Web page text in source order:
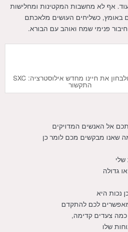
אף לא מחשבות המקטינות ומחלישות
באומץ, כשליחים העושים מלאכתם
פנימי שמח ואוהב עם הבורא.
לצאת ולבחון את חיינו מחדש אילוסטרציה: SXC
התקשור
אל האנשים המדויקים
שאנו מבקשים מכם לומר כן
גדולה
נכות היא
מאפשרים לכם להתקדם
כמה צעדים קדימה,
שלו